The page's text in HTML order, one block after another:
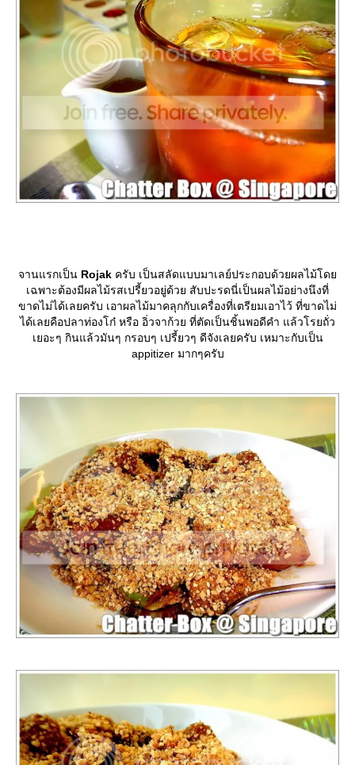
จานแรกเป็น Rojak ครับ เป็นสลัดแบบมาเลย์ประกอบด้วยผลไม้โด
เฉพาะต้องมีผลไม้รสเปรี้ยวอยู่ด้วย สับปะรดนี่เป็นผลไม้อย่างนึงที่
ขาดไม่ได้เลยครับ เอาผลไม้มาคลุกกับเครื่องที่เตรียมเอาไว้ ที่ขาดไม่
ได้เลยคือปลาท่องโก๋ หรือ อิ่วจาก้วย ที่ตัดเป็นชิ้นพอดีคำ แล้วโรยถั่ว
เยอะๆ กินแล้วมันๆ กรอบๆ เปรี้ยวๆ ดีจังเลยครับ เหมาะกับเป็น
appitizer มากๆครับ